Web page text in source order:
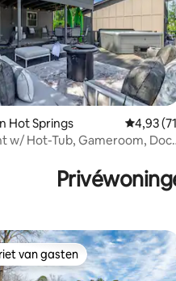
van 4,77 op 5, 140 recensies
Hot Springs
4,93
w/ Hot-Tub, Gameroom,
van gasten
van gasten